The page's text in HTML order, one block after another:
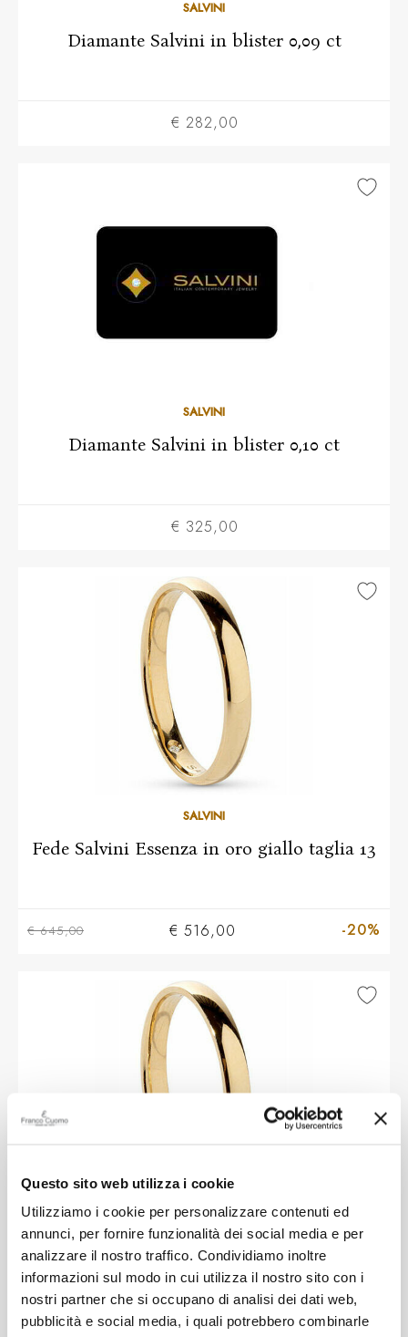
Questo sito web utilizza i cookie
Utilizziamo i cookie per personalizzare contenuti ed
annunci, per fornire funzionalità dei social media e per
analizzare il nostro traffico. Condividiamo inoltre
informazioni sul modo in cui utilizza il nostro sito con i
nostri partner che si occupano di analisi dei dati web,
pubblicità e social media, i quali potrebbero combinarle
SALVINI
Diamante Salvini in blister 0,09 ct
€ 282,00
SALVINI
Diamante Salvini in blister 0,10 ct
€ 325,00
Più taglie disponibili
SALVINI
Fede Salvini Essenza in oro giallo taglia 13
€ 645,00 € 516,00 -20%
Più taglie disponibili
SALVINI
Fede Salvini Essenza in oro giallo taglia 15